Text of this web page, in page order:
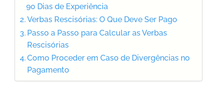
90 Dias de Experiência
Verbas Rescisórias: O Que Deve Ser Pago
Passo a Passo para Calcular as Verbas
Rescisórias
Como Proceder em Caso de Divergências no
Pagamento